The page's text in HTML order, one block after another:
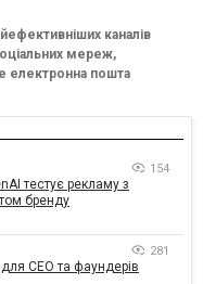
каналів
мереж,
електронна пошта
154
тестує рекламу з
бренду
281
CEO та фаундерів